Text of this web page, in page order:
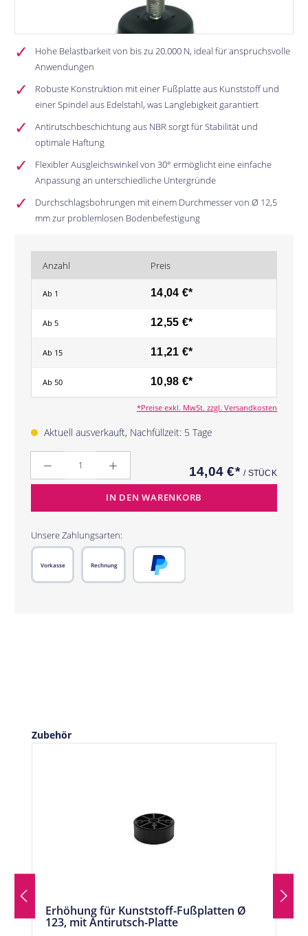
Hohe Belastbarkeit von bis zu 20.000 N, ideal für anspruchsvolle
Anwendungen
Robuste Konstruktion mit einer Fußplatte aus Kunststoff und
einer Spindel aus Edelstahl, was Langlebigkeit garantiert
Antirutschbeschichtung aus NBR sorgt für Stabilität und
optimale Haftung
Flexibler Ausgleichswinkel von 30° ermöglicht eine einfache
Anpassung an unterschiedliche Untergründe
Durchschlagsbohrungen mit einem Durchmesser von Ø 12,5
mm zur problemlosen Bodenbefestigung
Anzahl Preis
Ab 1 14,04 €*
Ab 5 12,55 €*
Ab 15 11,21 €*
Ab 50 10,98 €*
*Preise exkl. MwSt. zzgl. Versandkosten
Aktuell ausverkauft, Nachfüllzeit: 5 Tage
14,04 €*/ STÜCK
IN DEN WARENKORB
Unsere Zahlungsarten:
Rechnung
Vorkasse
Produktgalerie überspringen
Zubehör
Erhöhung für Kunststoff-Fußplatten Ø
123, mit Antirutsch-Platte